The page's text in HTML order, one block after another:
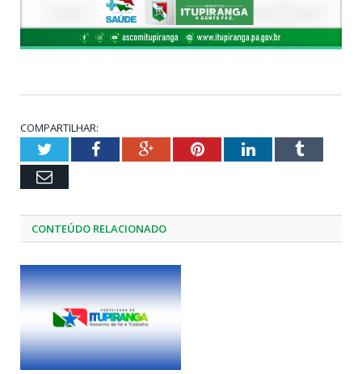
COMPARTILHAR:
TwitterFacebookGoogle+PinterestLinkedInTumblr
Email
CONTEÚDO RELACIONADO